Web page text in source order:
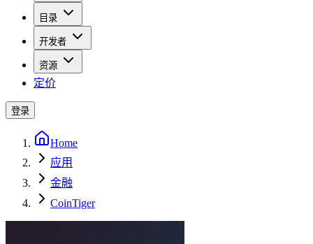
目录
开发者
资源
定价
登录
Home
应用
金融
CoinTiger